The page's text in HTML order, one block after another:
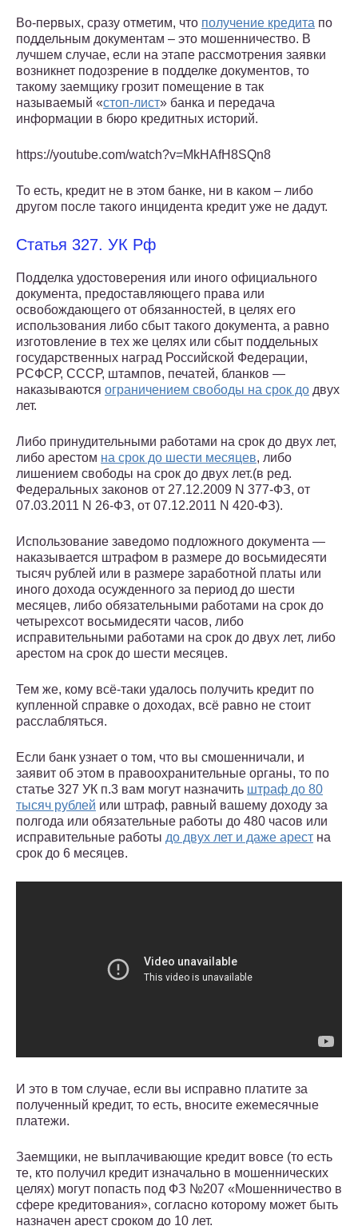
Во-первых, сразу отметим, что получение кредита по
поддельным документам – это мошенничество. В
лучшем случае, если на этапе рассмотрения заявки
возникнет подозрение в подделке документов, то
такому заемщику грозит помещение в так
называемый «стоп-лист» банка и передача
информации в бюро кредитных историй.
https://youtube.com/watch?v=MkHAfH8SQn8
То есть, кредит не в этом банке, ни в каком – либо
другом после такого инцидента кредит уже не дадут.
Статья 327. УК Рф
Подделка удостоверения или иного официального
документа, предоставляющего права или
освобождающего от обязанностей, в целях его
использования либо сбыт такого документа, а равно
изготовление в тех же целях или сбыт поддельных
государственных наград Российской Федерации,
РСФСР, СССР, штампов, печатей, бланков —
наказываются ограничением свободы на срок до двух
лет.
Либо принудительными работами на срок до двух лет,
либо арестом на срок до шести месяцев, либо
лишением свободы на срок до двух лет.(в ред.
Федеральных законов от 27.12.2009 N 377-ФЗ, от
07.03.2011 N 26-ФЗ, от 07.12.2011 N 420-ФЗ).
Использование заведомо подложного документа —
наказывается штрафом в размере до восьмидесяти
тысяч рублей или в размере заработной платы или
иного дохода осужденного за период до шести
месяцев, либо обязательными работами на срок до
четырехсот восьмидесяти часов, либо
исправительными работами на срок до двух лет, либо
арестом на срок до шести месяцев.
Тем же, кому всё-таки удалось получить кредит по
купленной справке о доходах, всё равно не стоит
расслабляться.
Если банк узнает о том, что вы смошенничали, и
заявит об этом в правоохранительные органы, то по
статье 327 УК п.3 вам могут назначить штраф до 80
тысяч рублей или штраф, равный вашему доходу за
полгода или обязательные работы до 480 часов или
исправительные работы до двух лет и даже арест на
срок до 6 месяцев.
И это в том случае, если вы исправно платите за
полученный кредит, то есть, вносите ежемесячные
платежи.
Заемщики, не выплачивающие кредит вовсе (то есть
те, кто получил кредит изначально в мошеннических
целях) могут попасть под ФЗ №207 «Мошенничество в
сфере кредитования», согласно которому может быть
назначен арест сроком до 10 лет.